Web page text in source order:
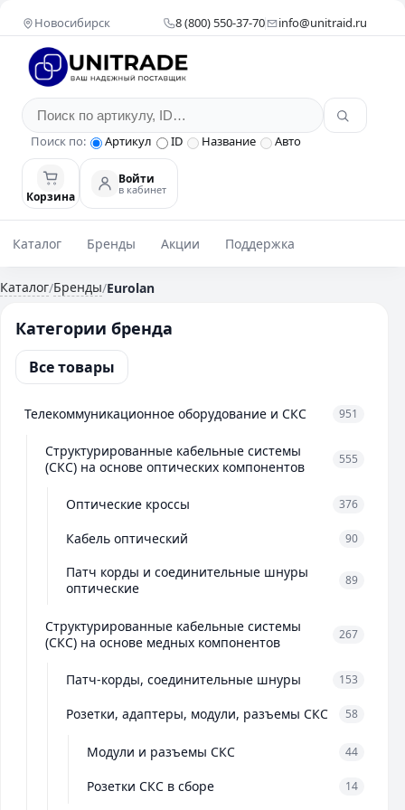
Новосибирск 8 (800) 550-37-70 info@unitraid.ru
Поиск по: Артикул ID Название Авто
Корзина
Войти
в кабинет
Каталог Бренды Акции Поддержка
Каталог/Бренды/Eurolan
Категории бренда
Все товары
Телекоммуникационное оборудование и СКС 951
Структурированные кабельные системы
(СКС) на основе оптических компонентов
555
Оптические кроссы 376
Кабель оптический 90
Патч корды и соединительные шнуры
оптические
89
Структурированные кабельные системы
(СКС) на основе медных компонентов
267
Патч-корды, соединительные шнуры 153
Розетки, адаптеры, модули, разъемы СКС 58
Модули и разъемы СКС 44
Розетки СКС в сборе 14